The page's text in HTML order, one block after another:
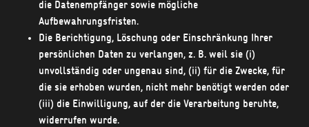
die Datenempfänger sowie mögliche
Aufbewahrungsfristen.
Die Berichtigung, Löschung oder Einschränkung Ihrer
persönlichen Daten zu verlangen, z. B. weil sie (i)
unvollständig oder ungenau sind, (ii) für die Zwecke, für
die sie erhoben wurden, nicht mehr benötigt werden oder
(iii) die Einwilligung, auf der die Verarbeitung beruhte,
widerrufen wurde.